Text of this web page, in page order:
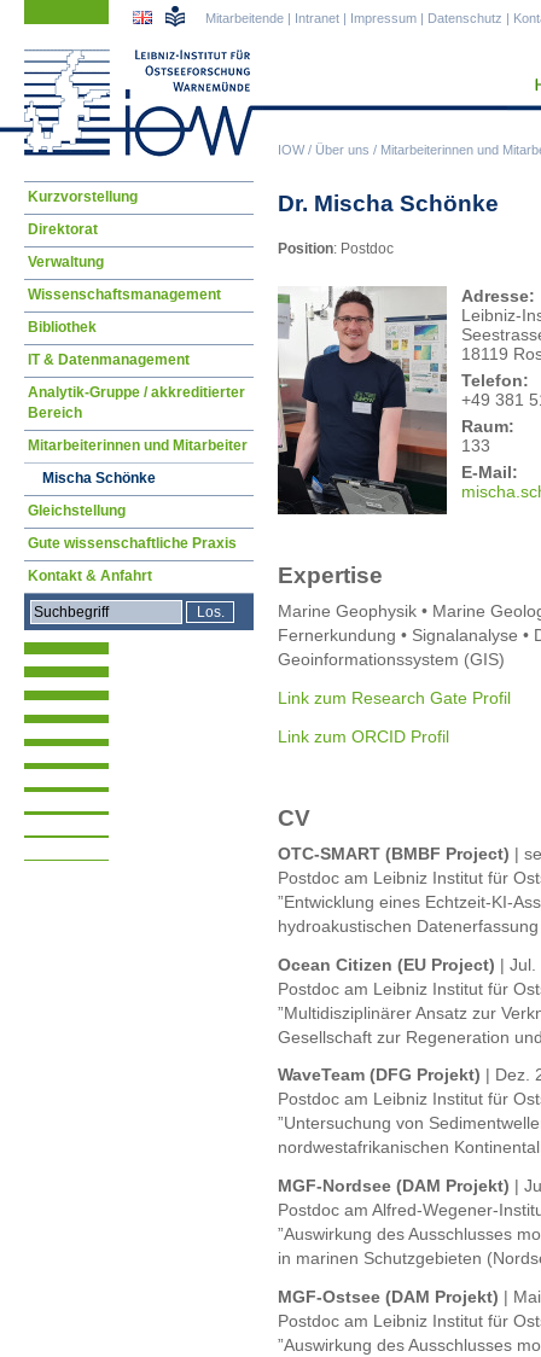
IOW/ Über uns / Mitarbeiterinnen und
Mitarbeitende | Intranet | Impressum | Datenschutz |
Dr. Mischa Schönke
Position: Postdoc
Adresse:
Leibniz-
18119
Telefon:
+49 381
Raum:
133
E-Mail:
misc
Expertise
Marine Geophysik • Marine
Fernerkundung • Signalanalyse •
Geoinformationssystem (GIS)
Link zum Research Gate Profil
Link zum ORCID Profil
CV
OTC-SMART (BMBF Project) |
Postdoc am Leibniz Institut für
”Entwicklung eines Echtzeit-KI-
hydroakustischen
Ocean Citizen (EU Project) | Jul.
Postdoc am Leibniz Institut für
”Multidisziplinärer Ansatz zur
Gesellschaft zur Regeneration
WaveTeam (DFG Projekt) | Dez.
Postdoc am Leibniz Institut für
”Untersuchung von
nordwestafrikanischen
MGF-Nordsee (DAM Projekt) |
Postdoc am Alfred-Wegener-
”Auswirkung des Ausschlusses
in marinen Schutzgebieten
MGF-Ostsee (DAM Projekt) |
Postdoc am Leibniz Institut für
”Auswirkung des Ausschlusses
Navigation
Kurzvorstellung
Direktorat
Verwaltung
Wissenschaftsmanagement
Bibliothek
IT & Datenmanagement
Analytik-Gruppe / akkreditierter
Bereich
Mitarbeiterinnen und Mitarbeiter
Mischa Schönke
Gleichstellung
Gute wissenschaftliche Praxis
Kontakt & Anfahrt